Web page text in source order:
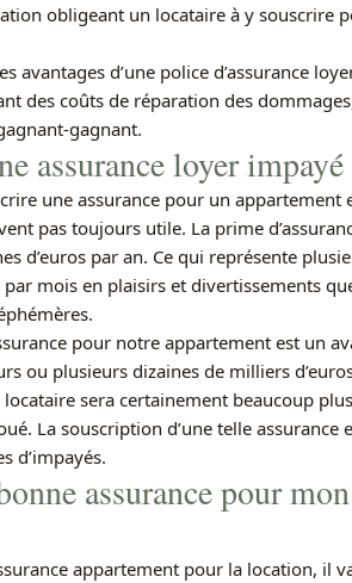
obligeant un locataire à y souscrire
avantages d’une police d’assurance
des coûts de réparation des
gagnant.
assurance loyer impayé
une assurance pour un appartement
pas toujours utile. La prime
d’euros par an. Ce qui représente
mois en plaisirs et divertissements
pour notre appartement est un
ou plusieurs dizaines de milliers
sera certainement beaucoup
La souscription d’une telle assurance
d’impayés.
assurance pour
appartement pour la location, il